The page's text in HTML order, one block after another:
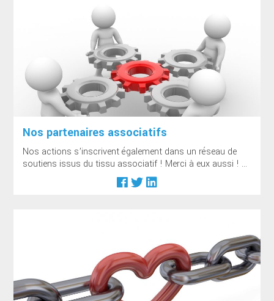
Nos partenaires associatifs
Nos actions s’inscrivent également dans un réseau de
soutiens issus du tissu associatif ! Merci à eux aussi ! ...